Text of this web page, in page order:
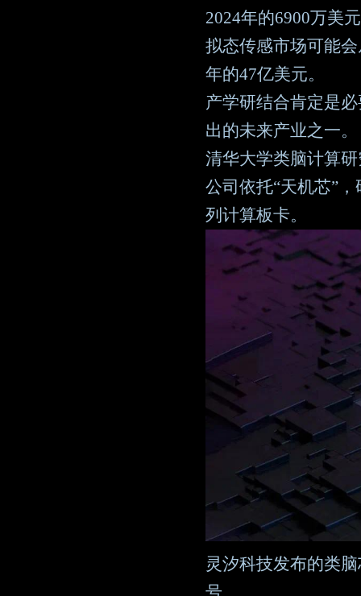
2024年的6900万美
拟态传感市场可能
年的47亿美元。
产学研结合肯定是
出的未来产业之一。
清华大学类脑计算
公司依托“天机芯”
列计算板卡。
灵汐科技发布的类
号